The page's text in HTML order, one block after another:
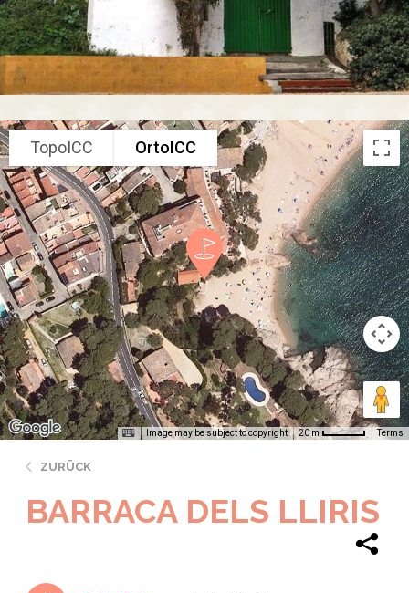
TopoICC OrtoICC
Image may be subject to copyright 20 m Terms
ZURÜCK
BARRACA DELS LLIRIS